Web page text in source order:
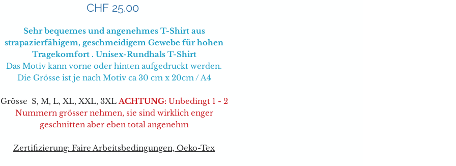
CHF 25.00Preis
Sehr bequemes und angenehmes T-Shirt aus
strapazierfähigem, geschmeidigem Gewebe für hohen
Tragekomfort . Unisex-Rundhals T-Shirt
Das Motiv kann vorne oder hinten aufgedruckt werden.
Die Grösse ist je nach Motiv ca 30 cm x 20cm / A4
Grösse S, M, L, XL, XXL, 3XLACHTUNG: Unbedingt 1 - 2
Nummern grösser nehmen, sie sind wirklich enger
geschnitten aber eben total angenehm
Zertifizierung: Faire Arbeitsbedingungen, Oeko-Tex